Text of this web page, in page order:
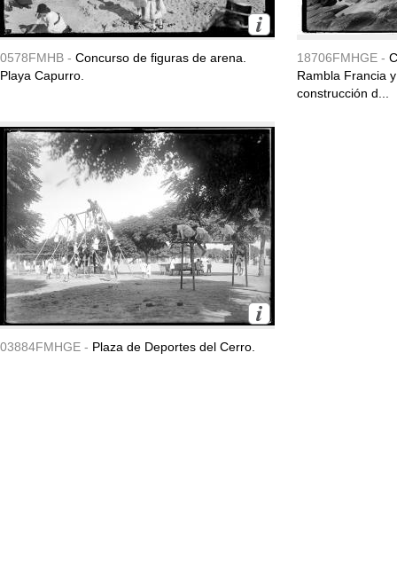
0578FMHB - Concurso de figuras de arena.
Playa Capurro.
18706FMHGE -
Rambla Francia
construcción d...
03884FMHGE - Plaza de Deportes del Cerro.